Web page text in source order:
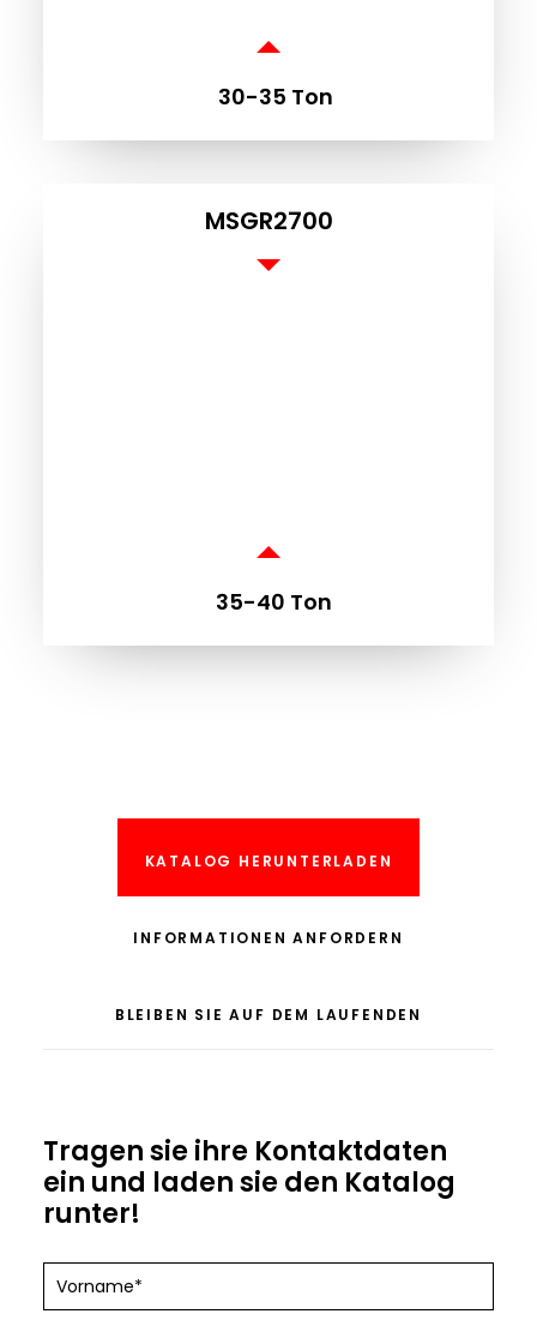
30-35 Ton
MSGR2700
35-40 Ton
KATALOG HERUNTERLADEN
INFORMATIONEN ANFORDERN
BLEIBEN SIE AUF DEM LAUFENDEN
Tragen sie ihre Kontaktdaten
ein und laden sie den Katalog
runter!
Chiedi
assistenza